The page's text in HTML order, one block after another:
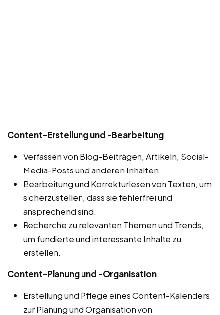
Content-Erstellung und -Bearbeitung:
Verfassen von Blog-Beiträgen, Artikeln, Social-
Media-Posts und anderen Inhalten.
Bearbeitung und Korrekturlesen von Texten, um
sicherzustellen, dass sie fehlerfrei und
ansprechend sind.
Recherche zu relevanten Themen und Trends,
um fundierte und interessante Inhalte zu
erstellen.
Content-Planung und -Organisation:
Erstellung und Pflege eines Content-Kalenders
zur Planung und Organisation von